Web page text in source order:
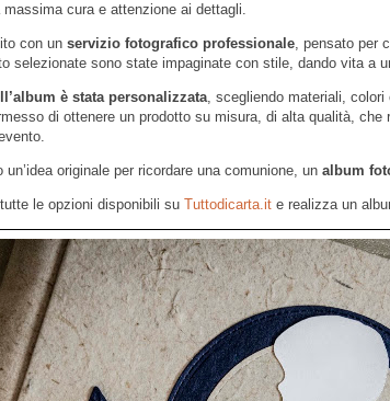
cura e attenzione ai dettagli.
con un servizio fotografico professionale, pensato per
selezionate sono state impaginate con stile, dando vita a
è stata personalizzata, scegliendo materiali, colori
di ottenere un prodotto su misura, di alta qualità,
originale per ricordare una comunione, un album
le opzioni disponibili su Tuttodicarta.it e realizza un